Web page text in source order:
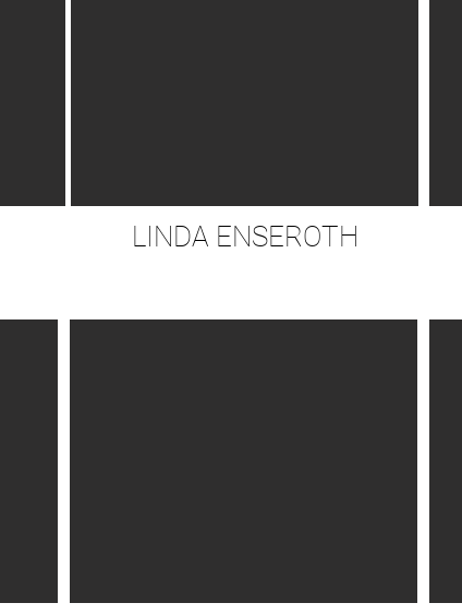
LINDA ENSEROTH